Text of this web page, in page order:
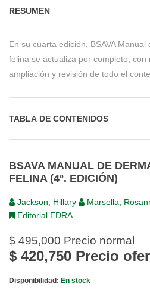
RESUMEN
En su cuarta edición, BSAVA
felina se actualiza por completo, con
ampliación y revisión de todo el
TABLA DE CONTENIDOS
BSAVA MANUAL DE
FELINA (4°. EDICIÓN)
Jackson, Hillary
Marsella,
Editorial EDRA
$ 495,000 Precio normal
$ 420,750 Precio
Disponibilidad: En stock